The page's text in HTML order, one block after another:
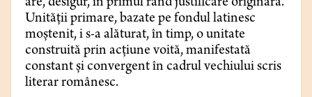
are, desigur, în primul rând justificare originară.
Unității primare, bazate pe fondul latinesc
moștenit, i s-a alăturat, în timp, o unitate
construită prin acțiune voită, manifestată
constant și convergent în cadrul vechiului scris
literar românesc.